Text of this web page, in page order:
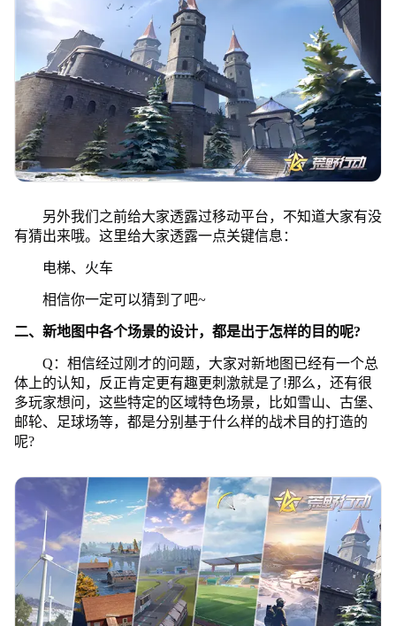
另外我们之前给大家透露过移动平台，不知道大家有没
有猜出来哦。这里给大家透露一点关键信息：
电梯、火车
相信你一定可以猜到了吧~
二、新地图中各个场景的设计，都是出于怎样的目的呢?
Q：相信经过刚才的问题，大家对新地图已经有一个总
体上的认知，反正肯定更有趣更刺激就是了!那么，还有很
多玩家想问，这些特定的区域特色场景，比如雪山、古堡、
邮轮、足球场等，都是分别基于什么样的战术目的打造的
呢?